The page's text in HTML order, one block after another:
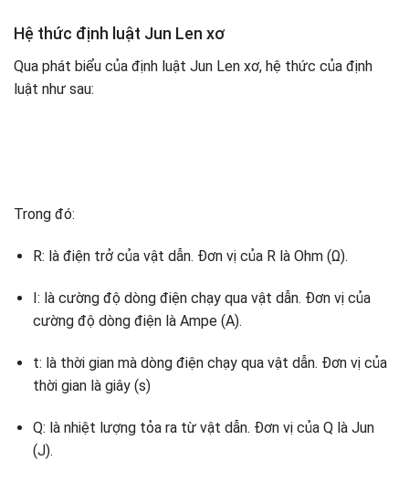
Hệ thức định luật Jun Len xơ
Qua phát biểu của định luật Jun Len xơ, hệ thức của định
luật như sau:
Trong đó:
R: là điện trở của vật dẫn. Đơn vị của R là Ohm (Ω).
I: là cường độ dòng điện chạy qua vật dẫn. Đơn vị của
cường độ dòng điện là Ampe (A).
t: là thời gian mà dòng điện chạy qua vật dẫn. Đơn vị của
thời gian là giây (s)
Q: là nhiệt lượng tỏa ra từ vật dẫn. Đơn vị của Q là Jun
(J).